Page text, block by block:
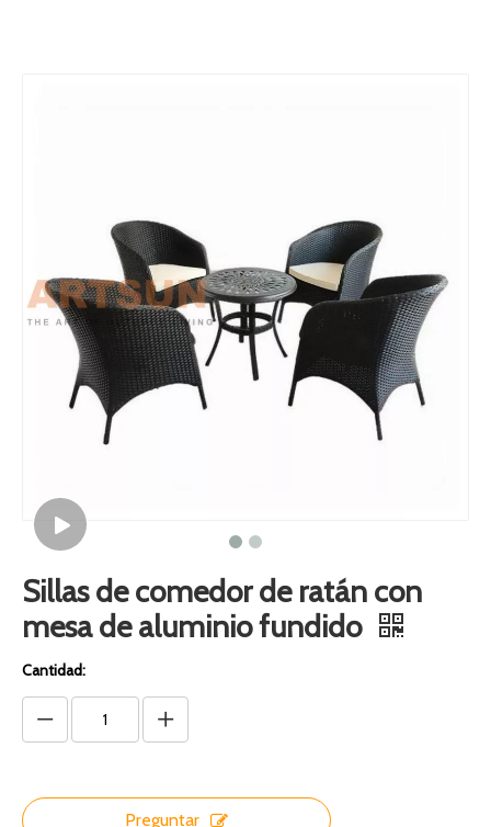
Sillas de comedor de ratán con
mesa de aluminio fundido
Cantidad:
Preguntar